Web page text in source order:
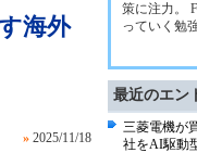
海外
» 2025/11/18
策に注力。
っていく勉
最近のエン
三菱電機が
社をAI駆動